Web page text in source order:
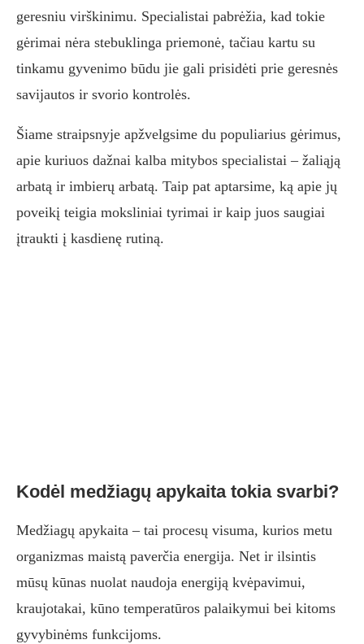
geresniu virškinimu. Specialistai pabrėžia, kad tokie
gėrimai nėra stebuklinga priemonė, tačiau kartu su
tinkamu gyvenimo būdu jie gali prisidėti prie geresnės
savijautos ir svorio kontrolės.
Šiame straipsnyje apžvelgsime du populiarius gėrimus,
apie kuriuos dažnai kalba mitybos specialistai – žaliąją
arbatą ir imbierų arbatą. Taip pat aptarsime, ką apie jų
poveikį teigia moksliniai tyrimai ir kaip juos saugiai
įtraukti į kasdienę rutiną.
Kodėl medžiagų apykaita tokia svarbi?
Medžiagų apykaita – tai procesų visuma, kurios metu
organizmas maistą paverčia energija. Net ir ilsintis
mūsų kūnas nuolat naudoja energiją kvėpavimui,
kraujotakai, kūno temperatūros palaikymui bei kitoms
gyvybinėms funkcijoms.